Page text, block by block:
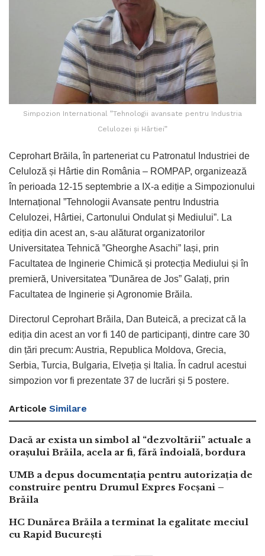
Simpozion International ”Tehnologii avansate pentru Industria
Celulozei și Hârtiei”
Ceprohart Brăila, în parteneriat cu Patronatul Industriei de
Celuloză și Hârtie din România – ROMPAP, organizează
în perioada 12-15 septembrie a IX-a ediție a Simpozionului
Internațional ”Tehnologii Avansate pentru Industria
Celulozei, Hârtiei, Cartonului Ondulat și Mediului”. La
ediția din acest an, s-au alăturat organizatorilor
Universitatea Tehnică ”Gheorghe Asachi” Iași, prin
Facultatea de Inginerie Chimică și protecția Mediului și în
premieră, Universitatea ”Dunărea de Jos” Galați, prin
Facultatea de Inginerie și Agronomie Brăila.
Directorul Ceprohart Brăila, Dan Buteică, a precizat că la
ediția din acest an vor fi 140 de participanți, dintre care 30
din țări precum: Austria, Republica Moldova, Grecia,
Serbia, Turcia, Bulgaria, Elveția și Italia. În cadrul acestui
simpozion vor fi prezentate 37 de lucrări și 5 postere.
Articole Similare
Dacă ar exista un simbol al “dezvoltării” actuale a
orașului Brăila, acela ar fi, fără îndoială, bordura
UMB a depus documentația pentru autorizația de
construire pentru Drumul Expres Focșani –
Brăila
HC Dunărea Brăila a terminat la egalitate meciul
cu Rapid București